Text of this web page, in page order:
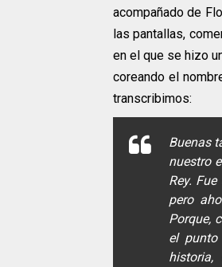
acompañado de
las pantallas,
en el que se hizo
coreando el
transcribimos:
Buenas
nuestro
Rey.
pero
Porque,
el
historia,